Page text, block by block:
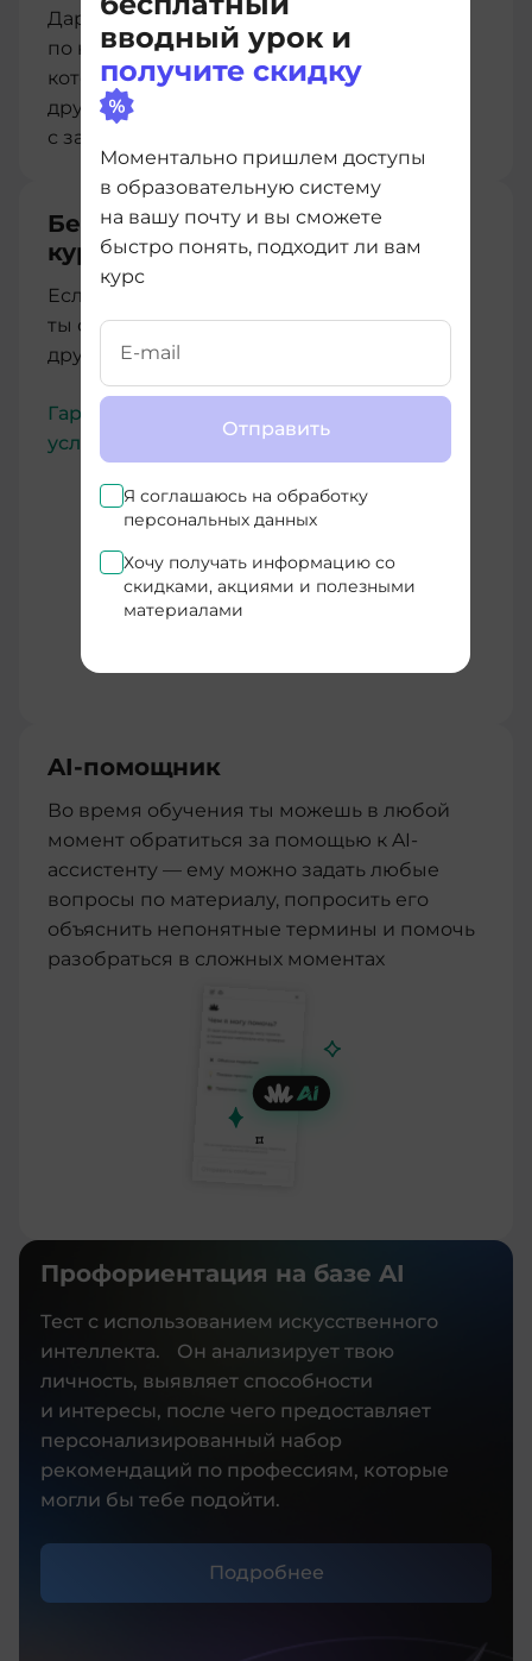
вводный урок и
получите скидку
Моментально пришлем доступы
в образовательную систему
на вашу почту и вы сможете
быстро понять, подходит ли вам
курс
Отправить
Я соглашаюсь на обработку
персональных данных
Хочу получать информацию со
скидками, акциями и полезными
материалами
Дарим нашим студентам мини-курс
по ключевым английским словам в IT,
который сделали совместно с нашими
друзьями из Advance. Учимся и работаем
с зарубежными коллегами легко.
Бесплатный перевод между
курсами
Если купленный курс тебе не подойдет,
ты сможешь бесплатно перейти на любой
другой без дополнительных расходов
Гарантии имеют юридическую силу,
условия прописаны в Договоре-оферте
AI-помощник
Во время обучения ты можешь в любой
момент обратиться за помощью к AI-
ассистенту — ему можно задать любые
вопросы по материалу, попросить его
объяснить непонятные термины и помочь
разобраться в сложных моментах
Профориентация на базе AI
Тест с использованием искусственного
интеллекта. Он анализирует твою
личность, выявляет способности
и интересы, после чего предоставляет
персонализированный набор
рекомендаций по профессиям, которые
могли бы тебе подойти.
Подробнее